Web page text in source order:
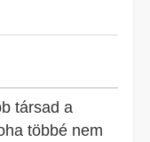
társad a
többé nem